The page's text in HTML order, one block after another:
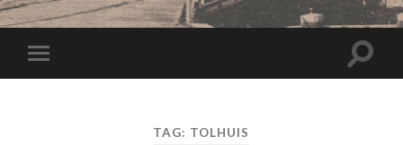
Schakel
naar
TAG: TOLHUIS